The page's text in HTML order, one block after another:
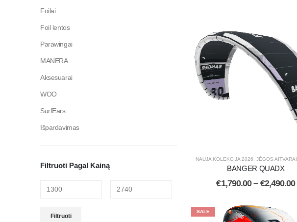
NAUJA KOLEKCIJA 2026,JĖGOS AITVARAI
BANGER QUADX
€1,790.00 – €2,490.00
SALE
Foilai
Foil lentos
Parawingai
MANERA
Aksesuarai
WOO
SurfEars
Išpardavimas
Filtruoti Pagal Kainą
Filtruoti